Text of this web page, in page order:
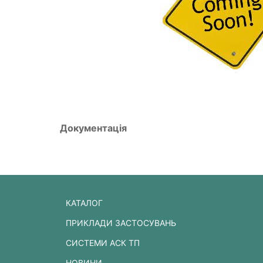
Документація
КАТАЛОГ
ПРИКЛАДИ ЗАСТОСУВАНЬ
СИСТЕМИ АСК ТП